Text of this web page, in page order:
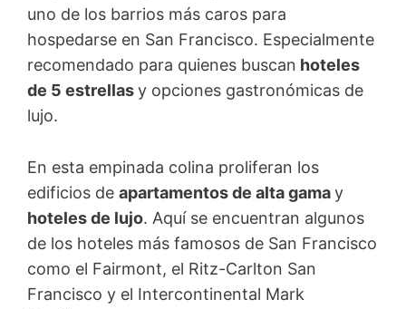
uno de los barrios más caros para
hospedarse en San Francisco. Especialmente
recomendado para quienes buscan hoteles
de 5 estrellasy opciones gastronómicas de
lujo.
En esta empinada colina proliferan los
edificios de apartamentos de alta gamay
hoteles de lujo. Aquí se encuentran algunos
de los hoteles más famosos de San Francisco
como el Fairmont, el Ritz-Carlton San
Francisco y el Intercontinental Mark